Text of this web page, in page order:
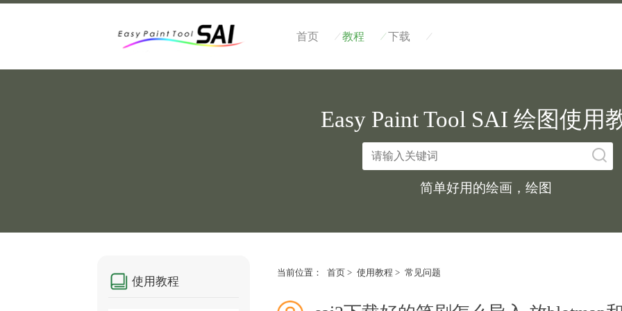
首页 /教程 /下载 /
Easy Paint Tool SAI 绘图使用
简单好用的绘画，绘图
使用教程
当前位置： 首页> 使用教程 > 常见问题